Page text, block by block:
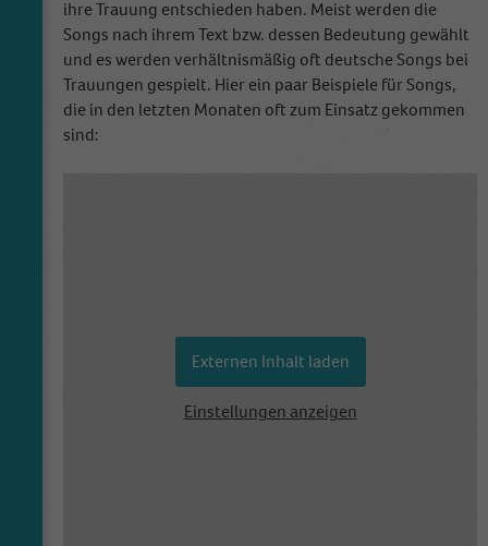
ihre Trauung entschieden haben. Meist werden die
Songs nach ihrem Text bzw. dessen Bedeutung gewählt
und es werden verhältnismäßig oft deutsche Songs bei
Trauungen gespielt. Hier ein paar Beispiele für Songs,
die in den letzten Monaten oft zum Einsatz gekommen
sind:
Externen Inhalt laden
Einstellungen anzeigen